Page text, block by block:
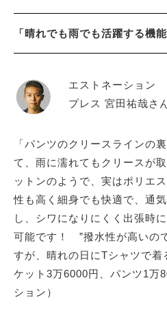
「晴れでも雨でも活躍する機能
エストネーション
プレス 宮田祐哉さ
「パンツのクリースラインの
て、雨に濡れてもクリースが
ットンのようで、実はポリエ
性も高く細身でも快適で、通
し、シワになりにくく出張時
可能です！ ”撥水性が高いの
すが、晴れの日にTシャツで着
ケット3万6000円、パンツ1万
ション）